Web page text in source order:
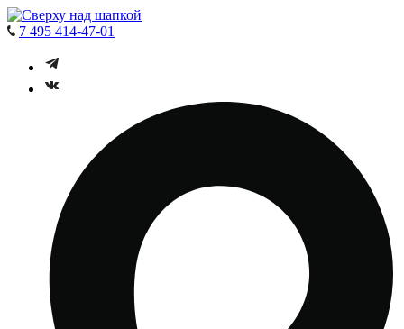
7 495 414-47-01